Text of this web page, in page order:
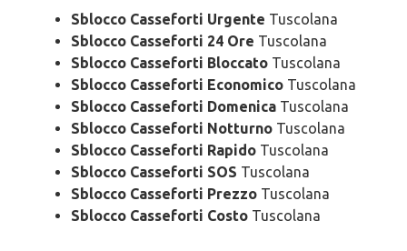
Sblocco Casseforti Urgente Tuscolana
Sblocco Casseforti 24 Ore Tuscolana
Sblocco Casseforti Bloccato Tuscolana
Sblocco Casseforti Economico Tuscolana
Sblocco Casseforti Domenica Tuscolana
Sblocco Casseforti Notturno Tuscolana
Sblocco Casseforti Rapido Tuscolana
Sblocco Casseforti SOS Tuscolana
Sblocco Casseforti Prezzo Tuscolana
Sblocco Casseforti Costo Tuscolana